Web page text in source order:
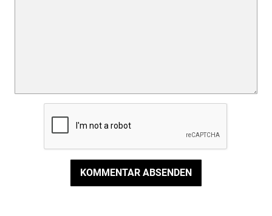
KOMMENTAR ABSENDEN